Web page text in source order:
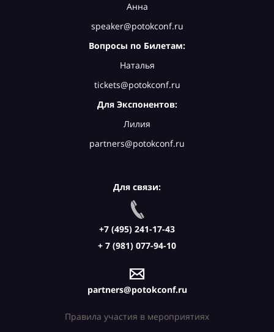
Анна
speaker@potokconf.ru
Вопросы по Билетам:
Наталья
tickets@potokconf.ru
Для Экспонентов:
Лилия
partners@potokconf.ru
Для связи:
+7 (495) 241-17-43
+ 7 (981) 077-94-10
partners@potokconf.ru
Правила участия в мероприятиях